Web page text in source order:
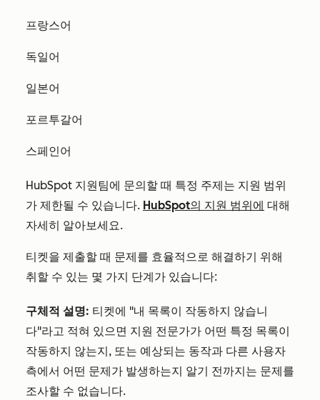
프랑스어
독일어
일본어
포르투갈어
스페인어
HubSpot 지원팀에 문의할 때 특정 주제는 지원 범위
가 제한될 수 있습니다. HubSpot의 지원 범위에 대해
자세히 알아보세요.
티켓을 제출할 때 문제를 효율적으로 해결하기 위해
취할 수 있는 몇 가지 단계가 있습니다:
구체적 설명: 티켓에 "내 목록이 작동하지 않습니
다"라고 적혀 있으면 지원 전문가가 어떤 특정 목록이
작동하지 않는지, 또는 예상되는 동작과 다른 사용자
측에서 어떤 문제가 발생하는지 알기 전까지는 문제를
조사할 수 없습니다.